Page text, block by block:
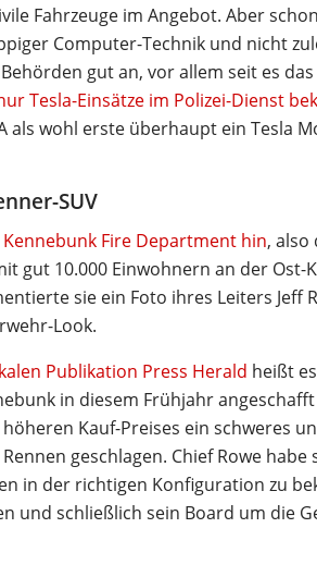
Fahrzeuge im Angebot. Aber
Computer-Technik und nicht
gut an, vor allem seit es
Tesla-Einsätze im Polizei-Dienst
als wohl erste überhaupt ein Tesla
SUV
Kennebunk Fire Department hin, also
gut 10.000 Einwohnern an der Ost-
sie ein Foto ihres Leiters Jeff
Look.
Publikation Press Herald heißt
in diesem Frühjahr
Kauf-Preises ein schweres
geschlagen. Chief Rowe habe
in der richtigen Konfiguration zu
und schließlich sein Board um die